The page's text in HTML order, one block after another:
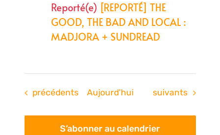
Reporté(e) [REPORTÉ] THE
GOOD, THE BAD AND LOCAL :
MADJORA + SUNDREAD
Évènements
précédents Aujourd'hui Évènements
suivants
S’abonner au calendrier